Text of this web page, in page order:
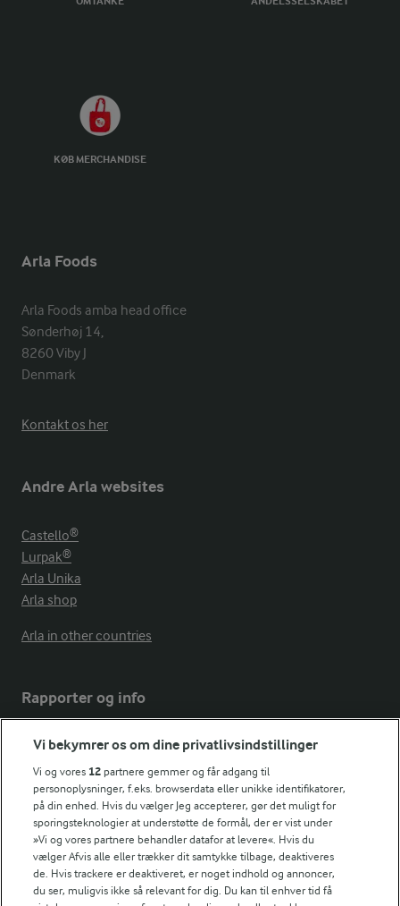
KØB MERCHANDISE
Arla Foods
Arla Foods amba head office
Sønderhøj 14,
8260 Viby J
Denmark
Kontakt os her
Andre Arla websites
Castello®
Lurpak®
Arla Unika
Arla shop
Arla in other countries
Rapporter og info
Årsrapport
FarmAhead™ Check rapport
Andelshaverinfo: Mælkepris
Fødevarestyrelsens smiley-rapporter for Arla Foods
Fødevarestyrelsens smiley-rapporter for Jörd
Fødevarestyrelsens smiley-rapporter for Lurpak PB
Vi bekymrer os om dine privatlivsindstillinger
Vi og vores 12 partnere gemmer og får adgang til
personoplysninger, f.eks. browserdata eller unikke identifikatorer,
på din enhed. Hvis du vælger Jeg accepterer, gør det muligt for
sporingsteknologier at understøtte de formål, der er vist under
»Vi og vores partnere behandler datafor at levere«. Hvis du
vælger Afvis alle eller trækker dit samtykke tilbage, deaktiveres
de. Hvis trackere er deaktiveret, er noget indhold og annoncer,
du ser, muligvis ikke så relevant for dig. Du kan til enhver tid få